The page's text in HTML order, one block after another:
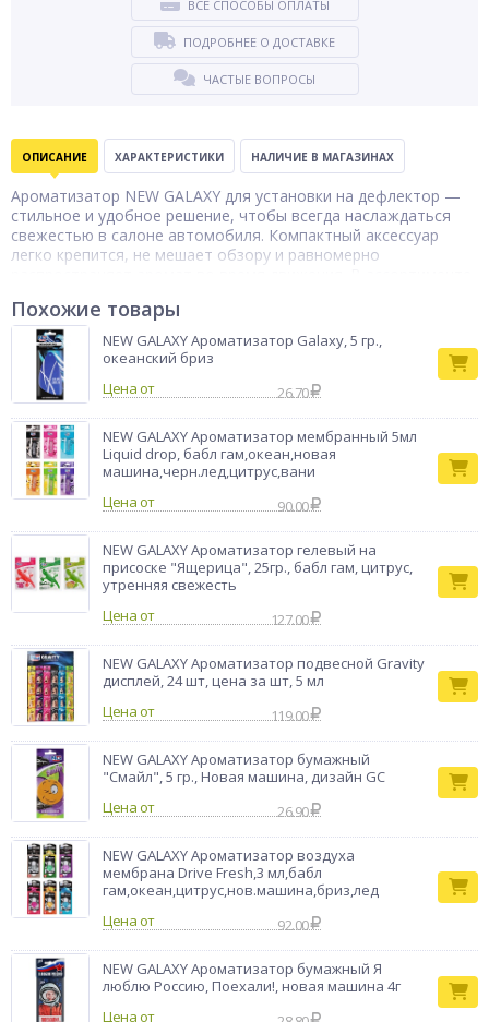
ВСЕ СПОСОБЫ ОПЛАТЫ
ПОДРОБНЕЕ О ДОСТАВКЕ
ЧАСТЫЕ ВОПРОСЫ
ОПИСАНИЕ ХАРАКТЕРИСТИКИ НАЛИЧИЕ В МАГАЗИНАХ
Ароматизатор NEW GALAXY для установки на дефлектор —
стильное и удобное решение, чтобы всегда наслаждаться
свежестью в салоне автомобиля. Компактный аксессуар
легко крепится, не мешает обзору и равномерно
Tobacco Vanille, L’Imperatrice. Каждый из них создаёт особое
настроение: от яркого и энергичного до глубокого и
утончённого. Благодаря удобному формату, ароматизатор
экономно расходуется и долго сохраняет насыщенность.
Простой способ подарить себе комфорт и атмосферу
Бренд NG
Похожие товары
NEW GALAXY Ароматизатор Galaxy, 5 гр.,
океанский бриз
Цена от
26.70
NEW GALAXY Ароматизатор мембранный 5мл
Liquid drop, бабл гам,океан,новая
машина,черн.лед,цитрус,вани
Цена от
90.00
NEW GALAXY Ароматизатор гелевый на
присоске "Ящерица", 25гр., бабл гам, цитрус,
утренняя свежесть
Цена от
127.00
NEW GALAXY Ароматизатор подвесной Gravity
дисплей, 24 шт, цена за шт, 5 мл
Цена от
119.00
NEW GALAXY Ароматизатор бумажный
"Смайл", 5 гр., Новая машина, дизайн GC
Цена от
26.90
NEW GALAXY Ароматизатор воздуха
мембрана Drive Fresh,3 мл,бабл
гам,океан,цитрус,нов.машина,бриз,лед
Цена от
92.00
NEW GALAXY Ароматизатор бумажный Я
люблю Россию, Поехали!, новая машина 4г
Цена от